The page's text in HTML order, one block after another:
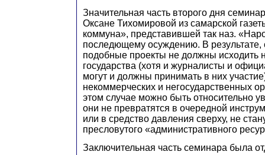
Значительная часть второго дня
Оксане Тихомировой из самарской
коммуна», представившей так наз.
последющему осуждению. В результате,
подобные проекты не должны исходить
государства (хотя и журналисты и
могут и должны принимать в них
некоммерческих и негосударственных
этом случае можно быть относительно
они не превратятся в очередной
или в средство давления сверху, не
пресловутого «административного
Заключительная часть семинара была